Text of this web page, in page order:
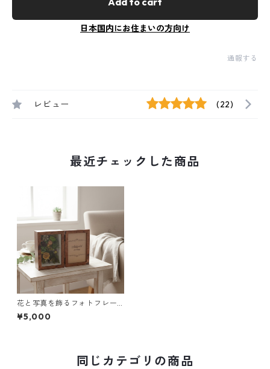
日本国内にお住まいの方向け
通報する
レビュー (22)
最近チェックした商品
花と写真を飾るフォトフレー
ム（グリーン）｜お祝いギフ
トに
¥5,000
同じカテゴリの商品